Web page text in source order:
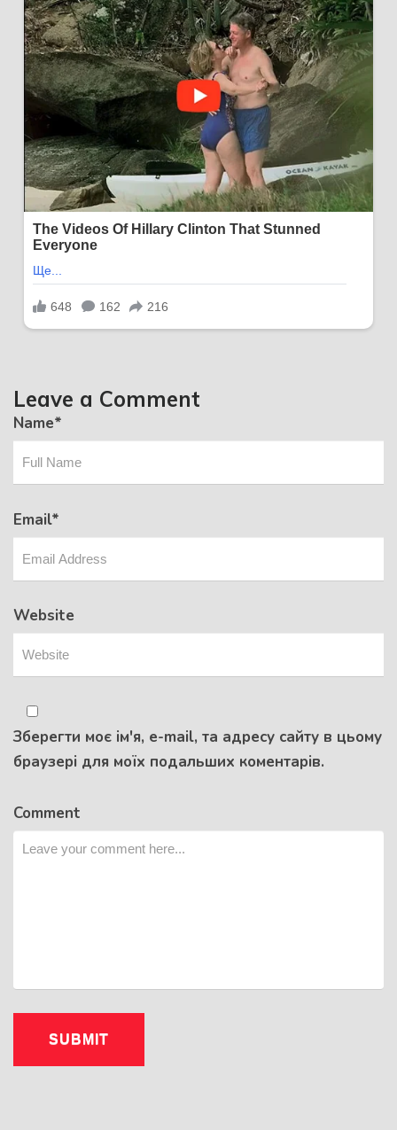
Leave a Comment
Name*
Email*
Website
Зберегти моє ім'я, e-mail, та адресу сайту в цьому
браузері для моїх подальших коментарів.
Comment